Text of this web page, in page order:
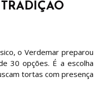
o Verdemar preparou
30 opções. É a escolha
tortas com presença